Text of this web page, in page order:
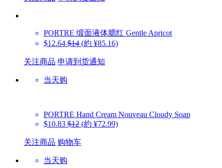
PORTRE 缎面液体腮红 Gentle Apricot
$12.64 $14 (約 ¥85.16)
关注商品 申请到货通知
当天购
PORTRE Hand Cream Nouveau Cloudy Soap
$10.83 $12 (約 ¥72.99)
关注商品 购物车
当天购